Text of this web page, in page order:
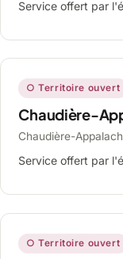
Service offert par
○ Territoire ouvert
Chaudière-
Chaudière-
Service offert par
○ Territoire ouvert